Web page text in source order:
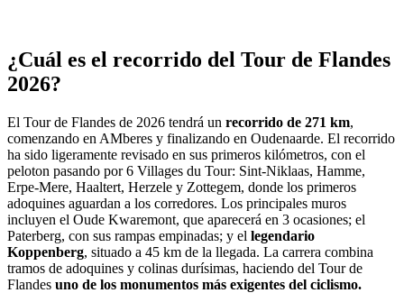
¿Cuál es el recorrido del Tour de Flandes
2026?
El Tour de Flandes de 2026 tendrá un recorrido de 271 km,
comenzando en AMberes y finalizando en Oudenaarde. El recorrido
ha sido ligeramente revisado en sus primeros kilómetros, con el
peloton pasando por 6 Villages du Tour: Sint-Niklaas, Hamme,
Erpe-Mere, Haaltert, Herzele y Zottegem, donde los primeros
adoquines aguardan a los corredores. Los principales muros
incluyen el Oude Kwaremont, que aparecerá en 3 ocasiones; el
Paterberg, con sus rampas empinadas; y el legendario
Koppenberg, situado a 45 km de la llegada. La carrera combina
tramos de adoquines y colinas durísimas, haciendo del Tour de
Flandes uno de los monumentos más exigentes del ciclismo.